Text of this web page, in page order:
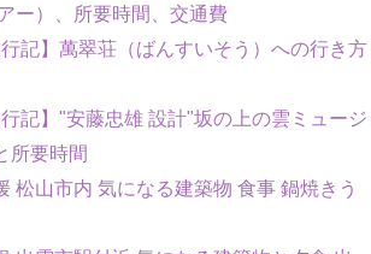
ー）、所要時間、交通費
行記】萬翠荘（ばんすいそう）への行き方
行記】"安藤忠雄 設計"坂の上の雲ミュージ
所要時間
松山市内 気になる建築物 食事 鍋焼きう